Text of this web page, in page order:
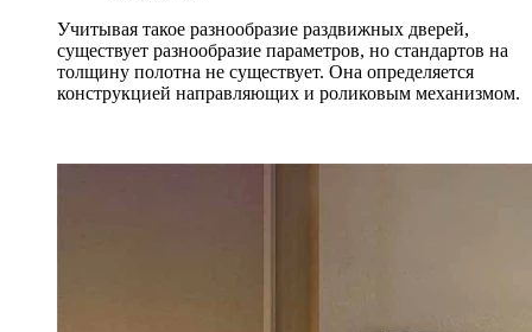
Учитывая такое разнообразие раздвижных дверей,
существует разнообразие параметров, но стандартов на
толщину полотна не существует. Она определяется
конструкцией направляющих и роликовым механизмом.